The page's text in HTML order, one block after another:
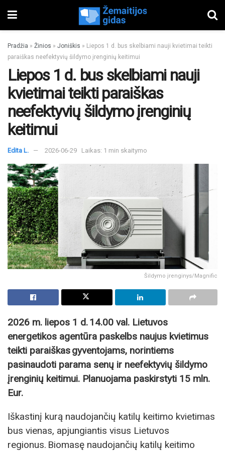
Pradžia » Žinios » Joniškis » Liepos 1 d. bus skelbiami nauji kvietimai teikti
paraiškas neefektyvių šildymo įrenginių keitimui
Liepos 1 d. bus skelbiami nauji
kvietimai teikti paraiškas
neefektyvių šildymo įrenginių
keitimui
Edita L. 2026-06-29 Laikas: 1 min skaitymo
Šildymo įrenginys/Magnific
2026 m. liepos 1 d. 14.00 val. Lietuvos
energetikos agentūra paskelbs naujus kvietimus
teikti paraiškas gyventojams, norintiems
pasinaudoti parama senų ir neefektyvių šildymo
įrenginių keitimui. Planuojama paskirstyti 15 mln.
Eur.
Iškastinį kurą naudojančių katilų keitimo kvietimas
bus vienas, apjungiantis visus Lietuvos
regionus. Biomasę naudojančių katilų keitimo